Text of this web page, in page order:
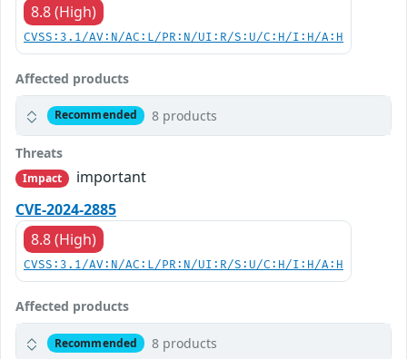
8.8 (High)
CVSS:3.1/AV:N/AC:L/PR:N/UI:R/S:U/C:H/I:H/A:H
Affected products
Recommended 8 products
Threats
Impact
important
CVE-2024-2885
8.8 (High)
CVSS:3.1/AV:N/AC:L/PR:N/UI:R/S:U/C:H/I:H/A:H
Affected products
Recommended 8 products